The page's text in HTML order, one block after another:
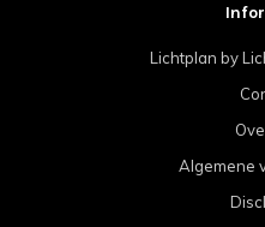
Lichtplan by
Algemene